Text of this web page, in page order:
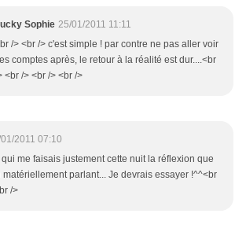
Sophie 25/01/2011 11:11
/> <br /> c'est simple ! par contre ne pas aller voir
comptes après, le retour à la réalité est dur....<br
<br /> <br /> <br />
2011 07:10
me faisais justement cette nuit la réflexion que
matériellement parlant... Je devrais essayer !^^<br
/>